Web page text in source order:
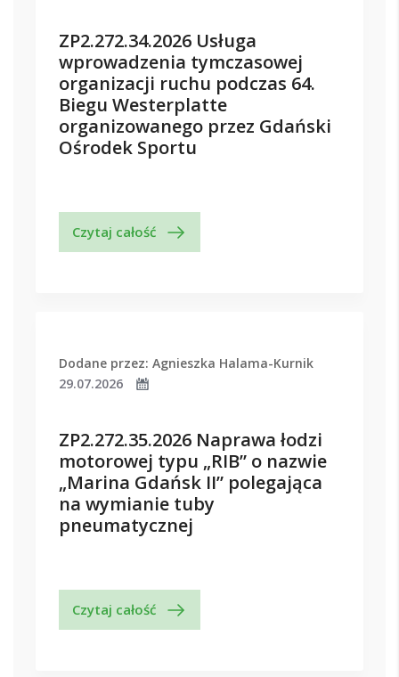
ZP2.272.34.2026 Usługa
wprowadzenia tymczasowej
organizacji ruchu podczas 64.
Biegu Westerplatte
organizowanego przez Gdański
Ośrodek Sportu
Czytaj całość
Dodane przez: Agnieszka Halama-Kurnik
29.07.2026
ZP2.272.35.2026 Naprawa łodzi
motorowej typu „RIB” o nazwie
„Marina Gdańsk II” polegająca
na wymianie tuby
pneumatycznej
Czytaj całość